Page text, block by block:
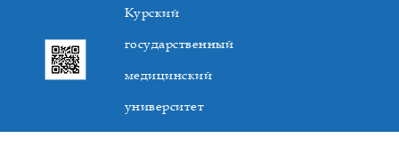
Курский
государственный
медицинский
университет